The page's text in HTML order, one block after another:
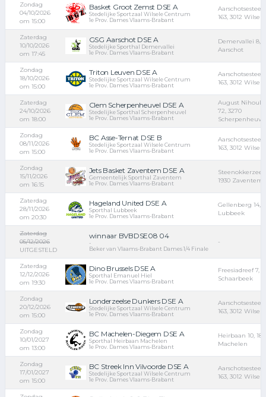
Zondag
04/10/2026
om 15:00
Basket Groot Zemst DSE A
Stedelijke Sportzaal Wilsele Centrum
1e Prov. Dames Vlaams-Brabant
163, 3012 Wilsele
Zaterdag
10/10/2026
om 17:45
GSG Aarschot DSE A
Stedelijke Sporthal Demervallei
1e Prov. Dames Vlaams-Brabant
Demervallei 8,
Aarschot
Zondag
18/10/2026
om 15:00
Triton Leuven DSE A
Stedelijke Sportzaal Wilsele Centrum
1e Prov. Dames Vlaams-Brabant
163, 3012 Wilsele
Zaterdag
24/10/2026
om 18:00
Clem Scherpenheuvel DSE A
Stedelijke Sporthal Scherpenheuvel
1e Prov. Dames Vlaams-Brabant
August
72, 3270
Scherpenheuvel
Zondag
08/11/2026
om 15:00
BC Asse-Ternat DSE B
Stedelijke Sportzaal Wilsele Centrum
1e Prov. Dames Vlaams-Brabant
163, 3012 Wilsele
Zondag
15/11/2026
om 16:15
Jets Basket Zaventem DSE A
Gemeentelijk Sporthal Zaventem
1e Prov. Dames Vlaams-Brabant
1930 Zaventem
Zaterdag
28/11/2026
om 20:30
Hageland United DSE A
Sporthal Lubbeek
1e Prov. Dames Vlaams-Brabant
Gellenberg 14,
Lubbeek
Zaterdag
05/12/2026
UITGESTELD
winnaar BVBDSE08 04
-
Beker van Vlaams-Brabant Dames 1/4 Finale
-
Zaterdag
12/12/2026
om 19:30
Dino Brussels DSE A
Sporthal Emanuel Hiel
1e Prov. Dames Vlaams-Brabant
Freesiadreef 7,
Schaarbeek
Zondag
20/12/2026
om 15:00
Londerzeelse Dunkers DSE A
Stedelijke Sportzaal Wilsele Centrum
1e Prov. Dames Vlaams-Brabant
163, 3012 Wilsele
Zondag
10/01/2027
om 13:00
BC Machelen-Diegem DSE A
Sporthal Heirbaan Machelen
1e Prov. Dames Vlaams-Brabant
Heirbaan 10,
Machelen
Zondag
17/01/2027
om 15:00
BC Streek Inn Vilvoorde DSE A
Stedelijke Sportzaal Wilsele Centrum
1e Prov. Dames Vlaams-Brabant
163, 3012 Wilsele